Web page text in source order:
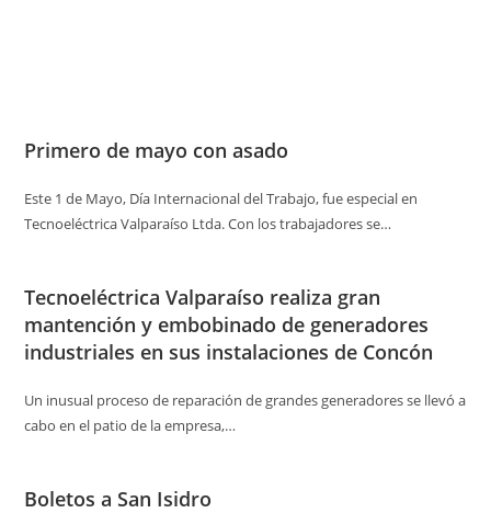
Primero de mayo con asado
Este 1 de Mayo, Día Internacional del Trabajo, fue especial en
Tecnoeléctrica Valparaíso Ltda. Con los trabajadores se…
Tecnoeléctrica Valparaíso realiza gran
mantención y embobinado de generadores
industriales en sus instalaciones de Concón
Un inusual proceso de reparación de grandes generadores se llevó a
cabo en el patio de la empresa,…
Boletos a San Isidro